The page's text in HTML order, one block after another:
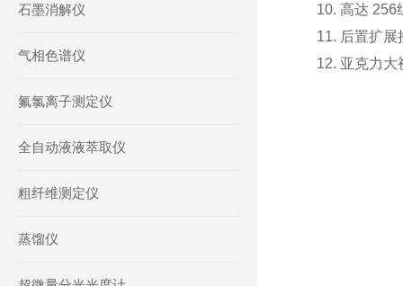
10. 高达 256
11. 后置扩
12. 亚克力大
石墨消解仪
气相色谱仪
氟氯离子测定仪
全自动液液萃取仪
粗纤维测定仪
蒸馏仪